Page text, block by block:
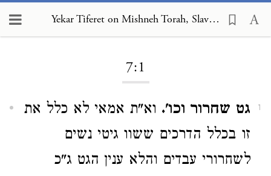
Yekar Tiferet on Mishneh Torah, Slaves 7:1
7:1
1 גט שחרור וכו'. וא"ת אמאי לא כלל את
זו בכלל הדרכים ששוו גיטי נשים
לשחרורי עבדים והלא ענין הגט ג"כ